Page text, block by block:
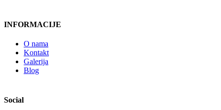
INFORMACIJE
O nama
Kontakt
Galerija
Blog
Social